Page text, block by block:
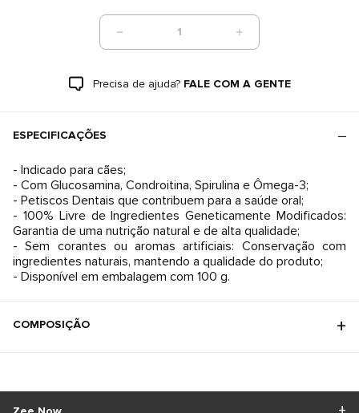
1
Precisa de ajuda? FALE COM A GENTE
ESPECIFICAÇÕES
- Indicado para cães;
- Com Glucosamina, Condroitina, Spirulina e Ômega-3;
- Petiscos Dentais que contribuem para a saúde oral;
- 100% Livre de Ingredientes Geneticamente Modificados:
Garantia de uma nutrição natural e de alta qualidade;
- Sem corantes ou aromas artificiais: Conservação com
ingredientes naturais, mantendo a qualidade do produto;
- Disponível em embalagem com 100 g.
COMPOSIÇÃO